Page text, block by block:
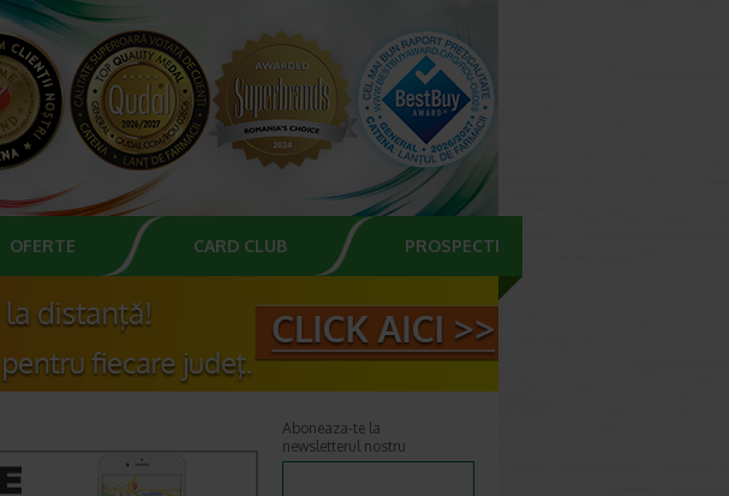
OFERTE CARD CLUB PROSPECTE
Aboneaza-te la
newsletterul nostru